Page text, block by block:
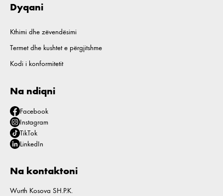
Dyqani
Kthimi dhe zëvendësimi
Termet dhe kushtet e përgjitshme
Kodi i konformitetit
Na ndiqni
Facebook
Instagram
TikTok
LinkedIn
Na kontaktoni
Wurth Kosova SH.P.K.